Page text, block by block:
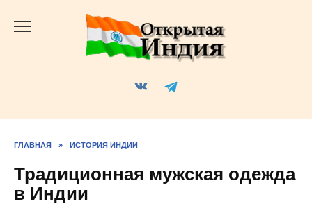
ГЛАВНАЯ » ИСТОРИЯ ИНДИИ
Традиционная мужская одежда
в Индии